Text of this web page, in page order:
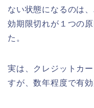
ない状態になるのは
効期限切れが１つの
た。
実は、クレジットカ
すが、数年程度で有